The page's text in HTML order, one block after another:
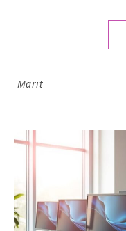
Marit